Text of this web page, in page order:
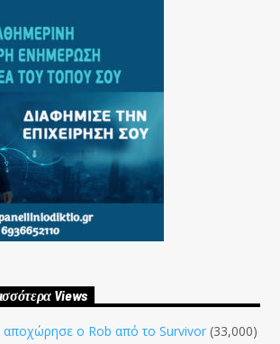
Views
ο Rob από το Survivor (33,000)